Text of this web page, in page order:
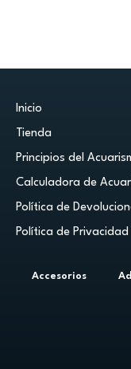
Inicio
Tienda
Principios del
Calculadora de
Política de
Política de Privacidad
Accesorios